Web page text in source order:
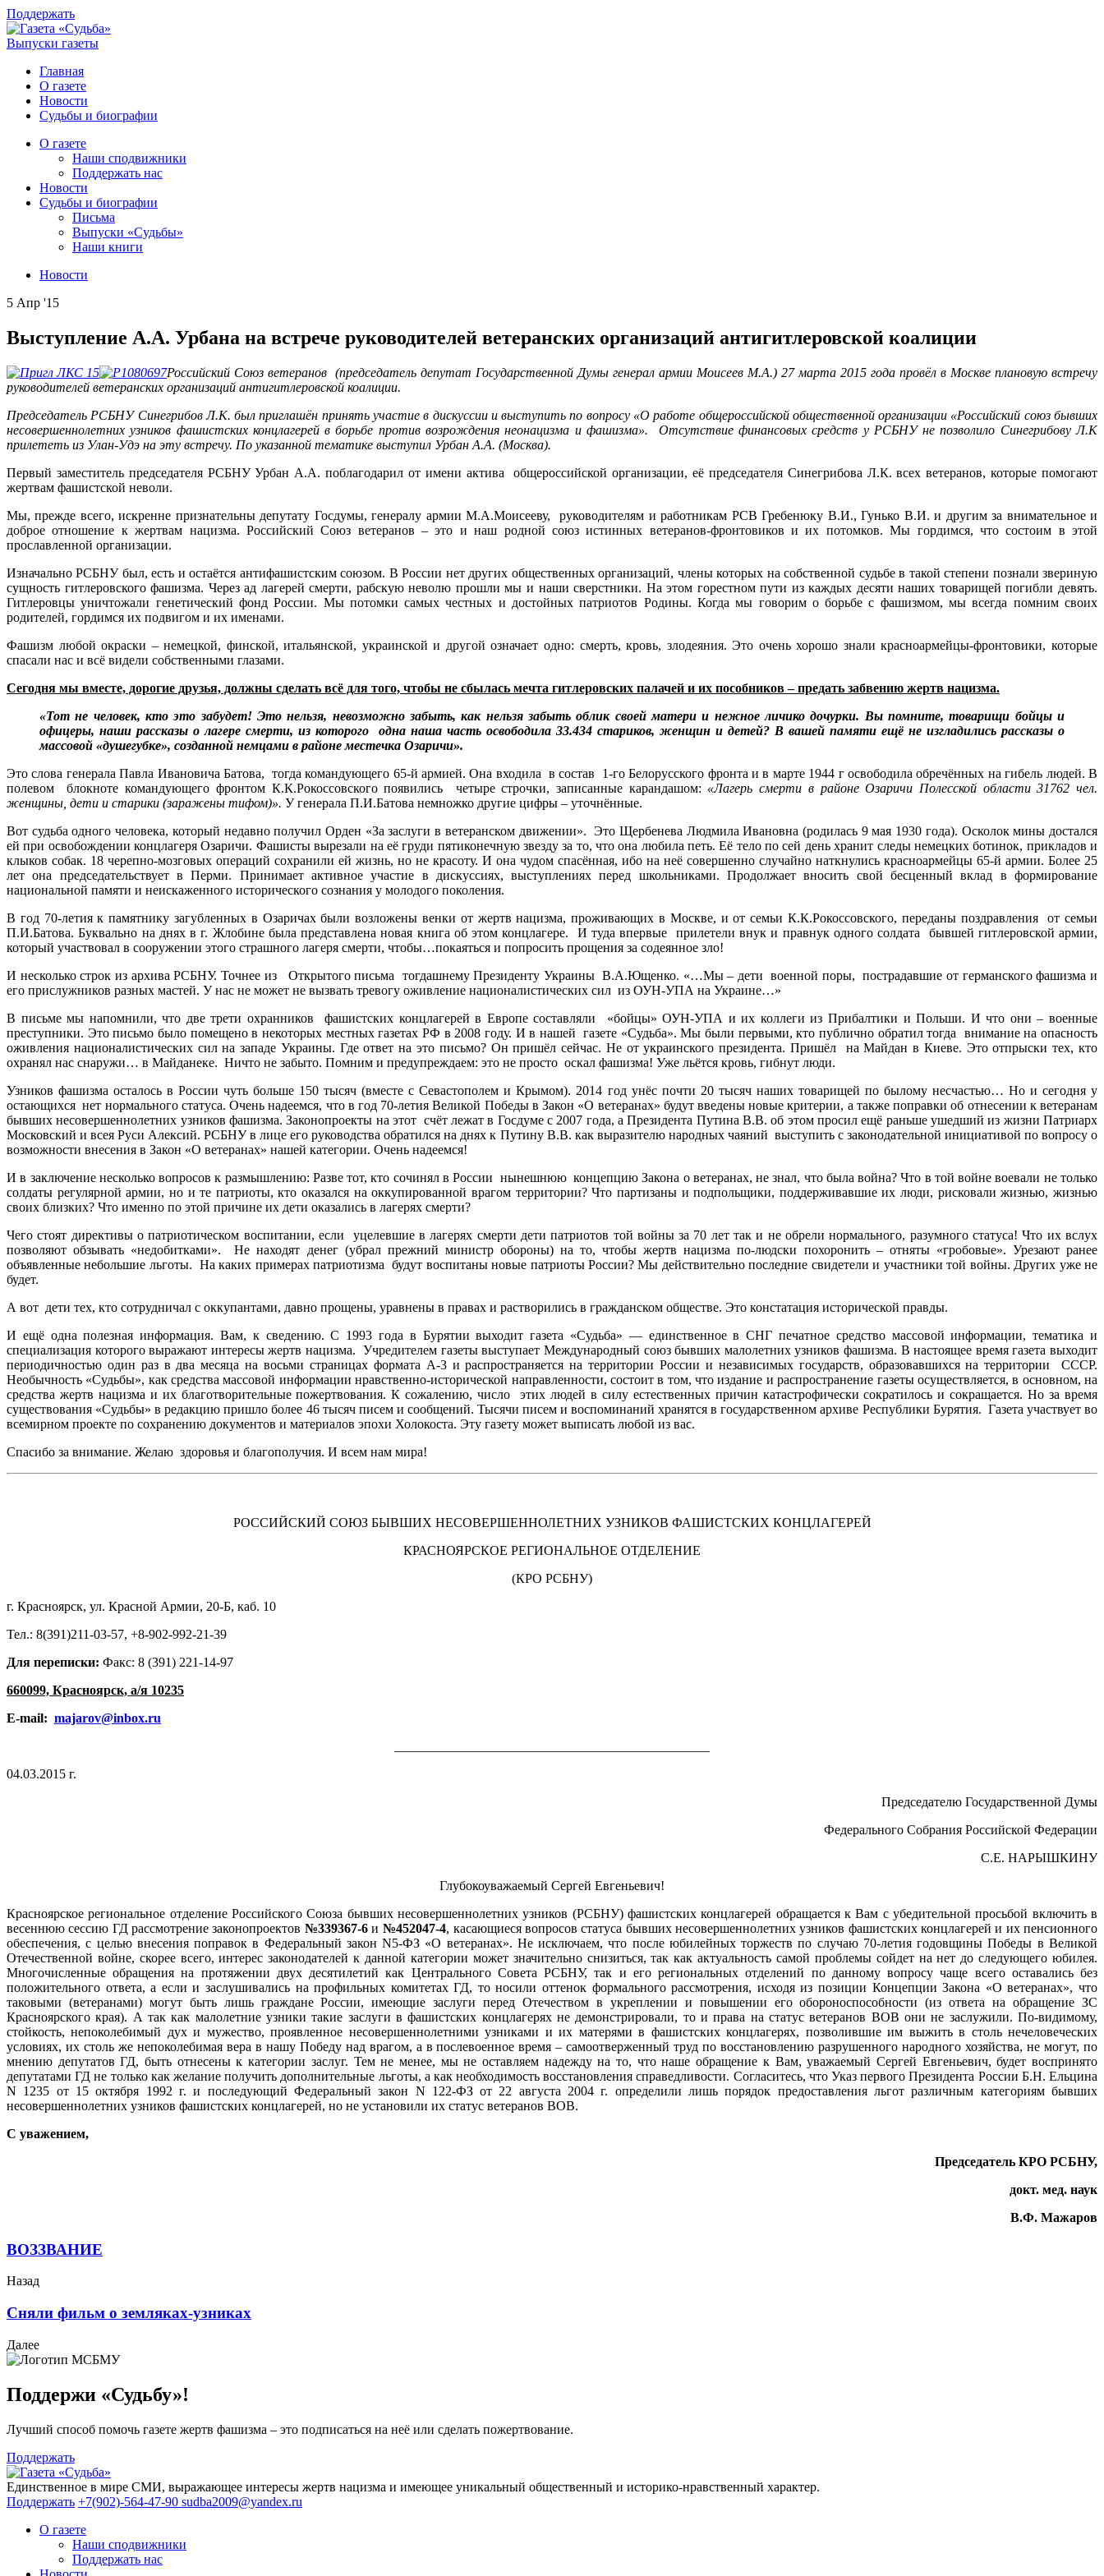
Поддержать
Выпуски газеты
Главная
О газете
Новости
Судьбы и биографии
О газете
Наши сподвижники
Поддержать нас
Новости
Судьбы и биографии
Письма
Выпуски «Судьбы»
Наши книги
Новости
5 Апр '15
Выступление А.А. Урбана на встрече руководителей ветеранских организаций антигитлеровской коалиции
Российский Союз ветеранов (председатель депутат Государственной Думы генерал армии Моисеев М.А.) 27 марта 2015 года провёл в Москве плановую встречу
руководителей ветеранских организаций антигитлеровской коалиции.
Председатель РСБНУ Синегрибов Л.К. был приглашён принять участие в дискуссии и выступить по вопросу «О работе общероссийской общественной организации «Российский союз бывших
несовершеннолетних узников фашистских концлагерей в борьбе против возрождения неонацизма и фашизма». Отсутствие финансовых средств у РСБНУ не позволило Синегрибову Л.К
прилететь из Улан-Удэ на эту встречу. По указанной тематике выступил Урбан А.А. (Москва).
Первый заместитель председателя РСБНУ Урбан А.А. поблагодарил от имени актива общероссийской организации, её председателя Синегрибова Л.К. всех ветеранов, которые помогают
жертвам фашистской неволи.
Мы, прежде всего, искренне признательны депутату Госдумы, генералу армии М.А.Моисееву, руководителям и работникам РСВ Гребенюку В.И., Гунько В.И. и другим за внимательное и
доброе отношение к жертвам нацизма. Российский Союз ветеранов – это и наш родной союз истинных ветеранов-фронтовиков и их потомков. Мы гордимся, что состоим в этой
прославленной организации.
Изначально РСБНУ был, есть и остаётся антифашистским союзом. В России нет других общественных организаций, члены которых на собственной судьбе в такой степени познали звериную
сущность гитлеровского фашизма. Через ад лагерей смерти, рабскую неволю прошли мы и наши сверстники. На этом горестном пути из каждых десяти наших товарищей погибли девять.
Гитлеровцы уничтожали генетический фонд России. Мы потомки самых честных и достойных патриотов Родины. Когда мы говорим о борьбе с фашизмом, мы всегда помним своих
родителей, гордимся их подвигом и их именами.
Фашизм любой окраски – немецкой, финской, итальянской, украинской и другой означает одно: смерть, кровь, злодеяния. Это очень хорошо знали красноармейцы-фронтовики, которые
спасали нас и всё видели собственными глазами.
Сегодня мы вместе, дорогие друзья, должны сделать всё для того, чтобы не сбылась мечта гитлеровских палачей и их пособников – предать забвению жертв нацизма.
«Тот не человек, кто это забудет! Это нельзя, невозможно забыть, как нельзя забыть облик своей матери и нежное личико дочурки. Вы помните, товарищи бойцы и
офицеры, наши рассказы о лагере смерти, из которого одна наша часть освободила 33.434 стариков, женщин и детей? В вашей памяти ещё не изгладились рассказы о
массовой «душегубке», созданной немцами в районе местечка Озаричи».
Это слова генерала Павла Ивановича Батова, тогда командующего 65-й армией. Она входила в состав 1-го Белорусского фронта и в марте 1944 г освободила обречённых на гибель людей. В
полевом блокноте командующего фронтом К.К.Рокоссовского появились четыре строчки, записанные карандашом: «Лагерь смерти в районе Озаричи Полесской области 31762 чел.
женщины, дети и старики (заражены тифом)». У генерала П.И.Батова немножко другие цифры – уточнённые.
Вот судьба одного человека, который недавно получил Орден «За заслуги в ветеранском движении». Это Щербенева Людмила Ивановна (родилась 9 мая 1930 года). Осколок мины достался
ей при освобождении концлагеря Озаричи. Фашисты вырезали на её груди пятиконечную звезду за то, что она любила петь. Её тело по сей день хранит следы немецких ботинок, прикладов и
клыков собак. 18 черепно-мозговых операций сохранили ей жизнь, но не красоту. И она чудом спасённая, ибо на неё совершенно случайно наткнулись красноармейцы 65-й армии. Более 25
лет она председательствует в Перми. Принимает активное участие в дискуссиях, выступлениях перед школьниками. Продолжает вносить свой бесценный вклад в формирование
национальной памяти и неискаженного исторического сознания у молодого поколения.
В год 70-летия к памятнику загубленных в Озаричах были возложены венки от жертв нацизма, проживающих в Москве, и от семьи К.К.Рокоссовского, переданы поздравления от семьи
П.И.Батова. Буквально на днях в г. Жлобине была представлена новая книга об этом концлагере. И туда впервые прилетели внук и правнук одного солдата бывшей гитлеровской армии,
который участвовал в сооружении этого страшного лагеря смерти, чтобы…покаяться и попросить прощения за содеянное зло!
И несколько строк из архива РСБНУ. Точнее из Открытого письма тогдашнему Президенту Украины В.А.Ющенко. «…Мы – дети военной поры, пострадавшие от германского фашизма и
его прислужников разных мастей. У нас не может не вызвать тревогу оживление националистических сил из ОУН-УПА на Украине…»
В письме мы напомнили, что две трети охранников фашистских концлагерей в Европе составляли «бойцы» ОУН-УПА и их коллеги из Прибалтики и Польши. И что они – военные
преступники. Это письмо было помещено в некоторых местных газетах РФ в 2008 году. И в нашей газете «Судьба». Мы были первыми, кто публично обратил тогда внимание на опасность
оживления националистических сил на западе Украины. Где ответ на это письмо? Он пришёл сейчас. Не от украинского президента. Пришёл на Майдан в Киеве. Это отпрыски тех, кто
охранял нас снаружи… в Майданеке. Ничто не забыто. Помним и предупреждаем: это не просто оскал фашизма! Уже льётся кровь, гибнут люди.
Узников фашизма осталось в России чуть больше 150 тысяч (вместе с Севастополем и Крымом). 2014 год унёс почти 20 тысяч наших товарищей по былому несчастью… Но и сегодня у
остающихся нет нормального статуса. Очень надеемся, что в год 70-летия Великой Победы в Закон «О ветеранах» будут введены новые критерии, а также поправки об отнесении к ветеранам
бывших несовершеннолетних узников фашизма. Законопроекты на этот счёт лежат в Госдуме с 2007 года, а Президента Путина В.В. об этом просил ещё раньше ушедший из жизни Патриарх
Московский и всея Руси Алексий. РСБНУ в лице его руководства обратился на днях к Путину В.В. как выразителю народных чаяний выступить с законодательной инициативой по вопросу о
возможности внесения в Закон «О ветеранах» нашей категории. Очень надеемся!
И в заключение несколько вопросов к размышлению: Разве тот, кто сочинял в России нынешнюю концепцию Закона о ветеранах, не знал, что была война? Что в той войне воевали не только
солдаты регулярной армии, но и те патриоты, кто оказался на оккупированной врагом территории? Что партизаны и подпольщики, поддерживавшие их люди, рисковали жизнью, жизнью
своих близких? Что именно по этой причине их дети оказались в лагерях смерти?
Чего стоят директивы о патриотическом воспитании, если уцелевшие в лагерях смерти дети патриотов той войны за 70 лет так и не обрели нормального, разумного статуса! Что их вслух
позволяют обзывать «недобитками». Не находят денег (убрал прежний министр обороны) на то, чтобы жертв нацизма по-людски похоронить – отняты «гробовые». Урезают ранее
объявленные небольшие льготы. На каких примерах патриотизма будут воспитаны новые патриоты России? Мы действительно последние свидетели и участники той войны. Других уже не
будет.
А вот дети тех, кто сотрудничал с оккупантами, давно прощены, уравнены в правах и растворились в гражданском обществе. Это констатация исторической правды.
И ещё одна полезная информация. Вам, к сведению. С 1993 года в Бурятии выходит газета «Судьба» — единственное в СНГ печатное средство массовой информации, тематика и
специализация которого выражают интересы жертв нацизма. Учредителем газеты выступает Международный союз бывших малолетних узников фашизма. В настоящее время газета выходит
периодичностью один раз в два месяца на восьми страницах формата А-3 и распространяется на территории России и независимых государств, образовавшихся на территории СССР.
Необычность «Судьбы», как средства массовой информации нравственно-исторической направленности, состоит в том, что издание и распространение газеты осуществляется, в основном, на
средства жертв нацизма и их благотворительные пожертвования. К сожалению, число этих людей в силу естественных причин катастрофически сократилось и сокращается. Но за время
существования «Судьбы» в редакцию пришло более 46 тысяч писем и сообщений. Тысячи писем и воспоминаний хранятся в государственном архиве Республики Бурятия. Газета участвует во
всемирном проекте по сохранению документов и материалов эпохи Холокоста. Эту газету может выписать любой из вас.
Спасибо за внимание. Желаю здоровья и благополучия. И всем нам мира!
РОССИЙСКИЙ СОЮЗ БЫВШИХ НЕСОВЕРШЕННОЛЕТНИХ УЗНИКОВ ФАШИСТСКИХ КОНЦЛАГЕРЕЙ
КРАСНОЯРСКОЕ РЕГИОНАЛЬНОЕ ОТДЕЛЕНИЕ
(КРО РСБНУ)
г. Красноярск, ул. Красной Армии, 20-Б, каб. 10
Тел.: 8(391)211-03-57, +8-902-992-21-39
Для переписки: Факс: 8 (391) 221-14-97
660099, Красноярск, а/я 10235
E-mail: majarov@inbox.ru
04.03.2015 г.
Председателю Государственной Думы
Федерального Собрания Российской Федерации
С.Е. НАРЫШКИНУ
Глубокоуважаемый Сергей Евгеньевич!
Красноярское региональное отделение Российского Союза бывших несовершеннолетних узников (РСБНУ) фашистских концлагерей обращается к Вам с убедительной просьбой включить в
весеннюю сессию ГД рассмотрение законопроектов №339367-6 и №452047-4, касающиеся вопросов статуса бывших несовершеннолетних узников фашистских концлагерей и их пенсионного
обеспечения, с целью внесения поправок в Федеральный закон N5-ФЗ «О ветеранах». Не исключаем, что после юбилейных торжеств по случаю 70-летия годовщины Победы в Великой
Отечественной войне, скорее всего, интерес законодателей к данной категории может значительно снизиться, так как актуальность самой проблемы сойдет на нет до следующего юбилея.
Многочисленные обращения на протяжении двух десятилетий как Центрального Совета РСБНУ, так и его региональных отделений по данному вопросу чаще всего оставались без
положительного ответа, а если и заслушивались на профильных комитетах ГД, то носили оттенок формального рассмотрения, исходя из позиции Концепции Закона «О ветеранах», что
таковыми (ветеранами) могут быть лишь граждане России, имеющие заслуги перед Отечеством в укреплении и повышении его обороноспособности (из ответа на обращение ЗС
Красноярского края). А так как малолетние узники такие заслуги в фашистских концлагерях не демонстрировали, то и права на статус ветеранов ВОВ они не заслужили. По-видимому,
стойкость, непоколебимый дух и мужество, проявленное несовершеннолетними узниками и их матерями в фашистских концлагерях, позволившие им выжить в столь нечеловеческих
условиях, их столь же непоколебимая вера в нашу Победу над врагом, а в послевоенное время – самоотверженный труд по восстановлению разрушенного народного хозяйства, не могут, по
мнению депутатов ГД, быть отнесены к категории заслуг. Тем не менее, мы не оставляем надежду на то, что наше обращение к Вам, уважаемый Сергей Евгеньевич, будет воспринято
депутатами ГД не только как желание получить дополнительные льготы, а как необходимость восстановления справедливости. Согласитесь, что Указ первого Президента России Б.Н. Ельцина
N 1235 от 15 октября 1992 г. и последующий Федеральный закон N 122-ФЗ от 22 августа 2004 г. определили лишь порядок предоставления льгот различным категориям бывших
несовершеннолетних узников фашистских концлагерей, но не установили их статус ветеранов ВОВ.
С уважением,
Председатель КРО РСБНУ,
докт. мед. наук
В.Ф. Мажаров
ВОЗЗВАНИЕ
Назад
Сняли фильм о земляках-узниках
Далее
Поддержи «Судьбу»!
Лучший способ помочь газете жертв фашизма – это подписаться на неё или сделать пожертвование.
Поддержать
Единственное в мире СМИ, выражающее интересы жертв нацизма и имеющее уникальный общественный и историко-нравственный характер.
Поддержать +7(902)-564-47-90 sudba2009@yandex.ru
О газете
Наши сподвижники
Поддержать нас